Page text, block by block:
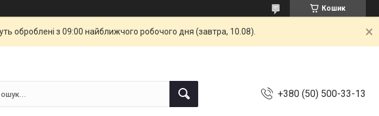
Кошик
оброблені з 09:00 найближчого робочого дня (завтра, 10.08).
+380 (50) 500-33-13